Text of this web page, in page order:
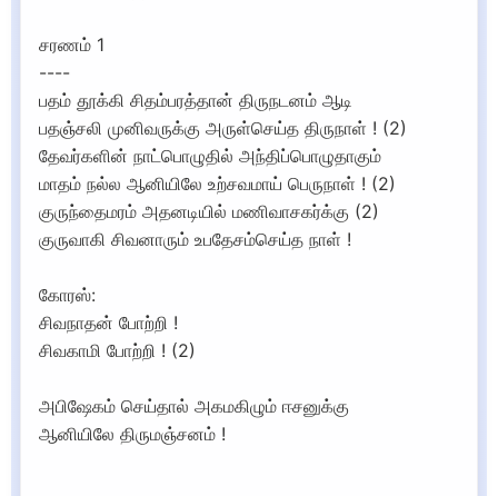
சரணம் 1
----
பதம் தூக்கி சிதம்பரத்தான் திருநடனம் ஆடி
பதஞ்சலி முனிவருக்கு அருள்செய்த திருநாள் ! (2)
தேவர்களின் நாட்பொழுதில் அந்திப்பொழுதாகும்
மாதம் நல்ல ஆனியிலே உற்சவமாய் பெருநாள் ! (2)
குருந்தைமரம் அதனடியில் மணிவாசகர்க்கு (2)
குருவாகி சிவனாரும் உபதேசம்செய்த நாள் !
கோரஸ்:
சிவநாதன் போற்றி !
சிவகாமி போற்றி ! (2)
அபிஷேகம் செய்தால் அகமகிழும் ஈசனுக்கு
ஆனியிலே திருமஞ்சனம் !